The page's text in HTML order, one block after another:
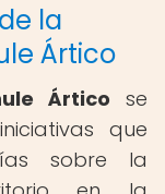
la
Ártico
Ártico se
que
sobre la